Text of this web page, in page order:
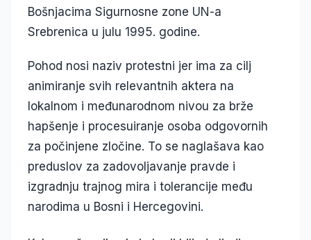
Bošnjacima Sigurnosne zone UN-a
Srebrenica u julu 1995. godine.
Pohod nosi naziv protestni jer ima za cilj
animiranje svih relevantnih aktera na
lokalnom i međunarodnom nivou za brže
hapšenje i procesuiranje osoba odgovornih
za počinjene zločine. To se naglašava kao
preduslov za zadovoljavanje pravde i
izgradnju trajnog mira i tolerancije među
narodima u Bosni i Hercegovini.